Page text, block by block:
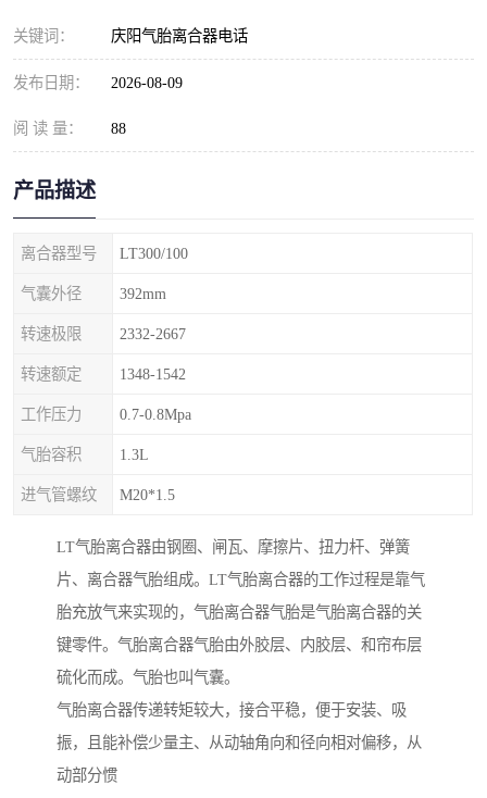
关键词： 庆阳气胎离合器电话
发布日期： 2026-08-09
阅 读 量： 88
产品描述
离合器型号 LT300/100
气囊外径 392mm
转速极限 2332-2667
转速额定 1348-1542
工作压力 0.7-0.8Mpa
气胎容积 1.3L
进气管螺纹 M20*1.5
LT气胎离合器由钢圈、闸瓦、摩擦片、扭力杆、弹簧
片、离合器气胎组成。LT气胎离合器的工作过程是靠气
胎充放气来实现的，气胎离合器气胎是气胎离合器的关
键零件。气胎离合器气胎由外胶层、内胶层、和帘布层
硫化而成。气胎也叫气囊。
气胎离合器传递转矩较大，接合平稳，便于安装、吸
振，且能补偿少量主、从动轴角向和径向相对偏移，从
动部分惯